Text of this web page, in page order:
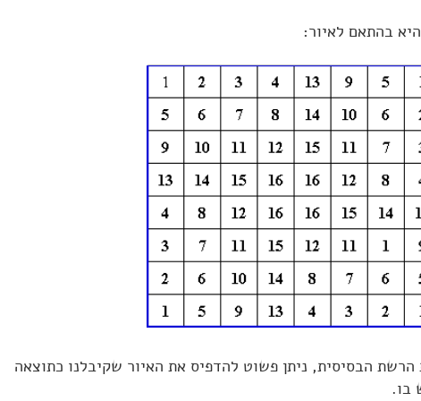
היא בהתאם לאיור:
הבסיסית, ניתן פשוט להדפיס את האיור שקיבלנו כתוצאה
בו.